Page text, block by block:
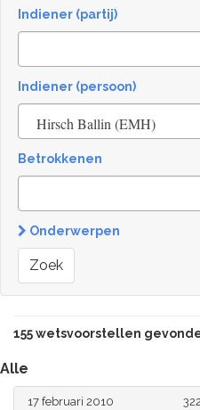
Indiener (partij)
Indiener (persoon)
Hirsch Ballin (EMH)
Betrokkenen
Onderwerpen
Zoek
155 wetsvoorstellen
Alle
17 februari 2010